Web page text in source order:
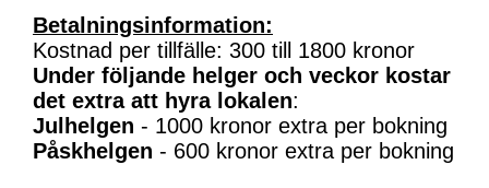
Betalningsinformation:
Kostnad per tillfälle: 300 till 1800 kronor
Under följande helger och veckor kostar
det extra att hyra lokalen:
Julhelgen - 1000 kronor extra per bokning
Påskhelgen - 600 kronor extra per bokning